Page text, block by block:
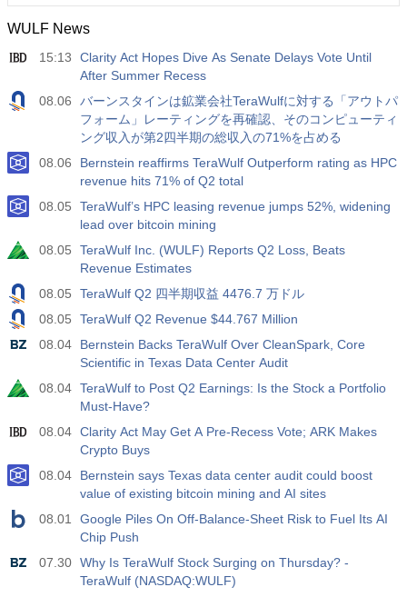
12:30
時間当たり賃金前年比
実際
3.2%
期待
3.5%
前
USD
民間非農業部門給与
実際
30 K
期待
40 K
前
30 K
12:30
USD
U6失業率
実際
7.9%
期待
7.9%
7.9%
17:00
USD
ベーカー・ヒューズ社発表の米石油採掘装置（リグ）
実際
454
期待
前
451
17:00
ベーカー・ヒューズ社発表の米石油採掘装置(リグ)稼働
実際
期待
前
19:00
USD
FED消費者信用前月比
$​14.17 B
$​11.44 B
$​-1.08 B
CFTC金投機筋ポジション
WULF News
15:13
Clarity Act Hopes Dive As Senate Delays Vote Until
After Summer Recess
08.06
バーンスタインは鉱業会社TeraWulfに対する「アウトパ
フォーム」レーティングを再確認、そのコンピューティ
ング収入が第2四半期の総収入の71%を占める
08.06
Bernstein reaffirms TeraWulf Outperform rating as HPC
revenue hits 71% of Q2 total
08.05
TeraWulf’s HPC leasing revenue jumps 52%, widening
lead over bitcoin mining
08.05
TeraWulf Inc. (WULF) Reports Q2 Loss, Beats
Revenue Estimates
08.05
TeraWulf Q2 四半期収益 4476.7 万ドル
08.05
TeraWulf Q2 Revenue $44.767 Million
08.04
Bernstein Backs TeraWulf Over CleanSpark, Core
Scientific in Texas Data Center Audit
08.04 TeraWulf to Post Q2 Earnings: Is the Stock a Portfolio
Must-Have?
08.04 Clarity Act May Get A Pre-Recess Vote; ARK Makes
Crypto Buys
08.04
Bernstein says Texas data center audit could boost
value of existing bitcoin mining and AI sites
08.01
Google Piles On Off-Balance-Sheet Risk to Fuel Its AI
Chip Push
07.30 Why Is TeraWulf Stock Surging on Thursday? -
TeraWulf (NASDAQ:WULF)